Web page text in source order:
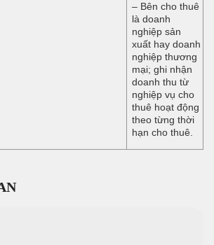
– Bên cho thuê
là doanh
nghiệp sản
xuất hay doanh
nghiệp thương
mại; ghi nhận
doanh thu từ
nghiệp vụ cho
thuê hoạt động
theo từng thời
hạn cho thuê.